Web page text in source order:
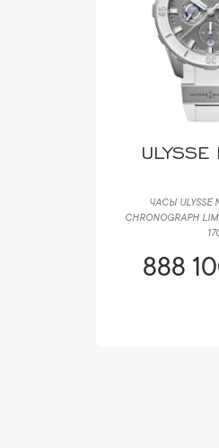
ULYSSE
ЧАСЫ ULYSSE
CHRONOGRAPH
888